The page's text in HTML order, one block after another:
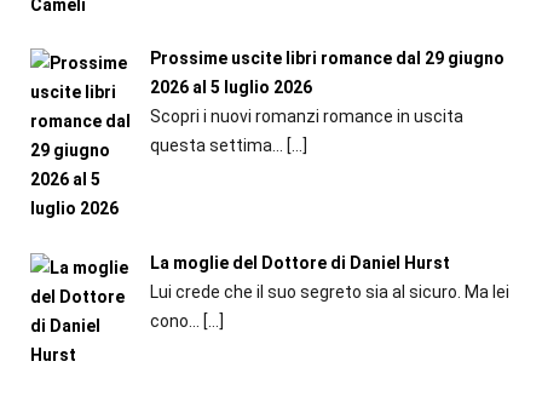
Prossime uscite libri romance dal 29 giugno
2026 al 5 luglio 2026
Scopri i nuovi romanzi romance in uscita
questa settima...
[…]
La moglie del Dottore di Daniel Hurst
Lui crede che il suo segreto sia al sicuro. Ma lei
cono...
[…]